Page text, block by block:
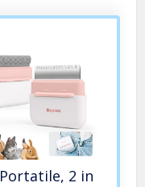
2 in